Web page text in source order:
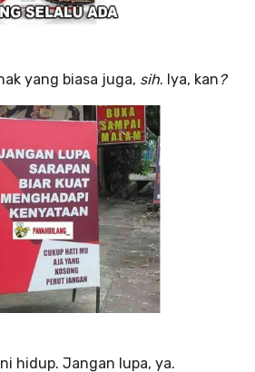
yang biasa juga, sih. Iya, kan?
hidup. Jangan lupa, ya.